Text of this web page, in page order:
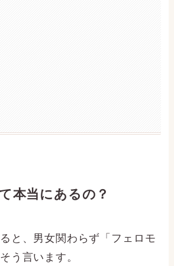
本当にあるの？
と、男女関わらず「フェロモ
う言います。